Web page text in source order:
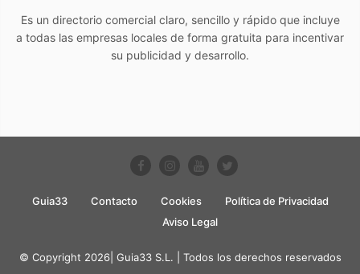
Es un directorio comercial claro, sencillo y rápido que incluye
a todas las empresas locales de forma gratuita para incentivar
su publicidad y desarrollo.
Guia33 Contacto Cookies
Política de Privacidad
Aviso Legal
© Copyright 2026| Guia33 S.L. | Todos los derechos reservados